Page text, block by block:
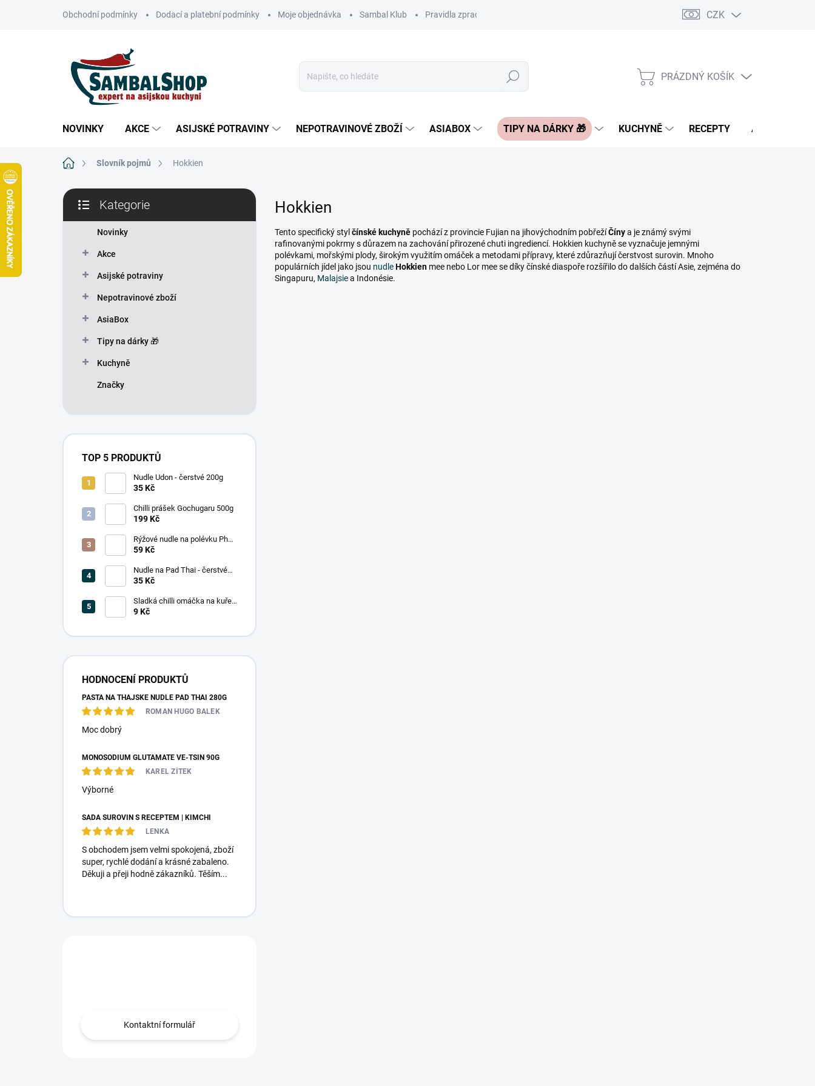
Obchodní podmínky Dodací a platební podmínky Moje objednávka Sambal Klub Pravidla zpracování recenzí FAQ - často kladené otázky
CZK
Hledat
NÁKUPNÍ
PRÁZDNÝ KOŠÍK
NOVINKY AKCE ASIJSKÉ POTRAVINY NEPOTRAVINOVÉ ZBOŽÍ ASIABOX TIPY NA DÁRKY 🎁 KUCHYNĚ RECEPTY ASIA BLOG
Domů Slovník pojmů Hokkien
P
s
kategorie
Kategorie
Novinky
Akce
Asijské potraviny
Nepotravinové zboží
AsiaBox
Tipy na dárky 🎁
Kuchyně
Značky
TOP 5 PRODUKTŮ
Nudle Udon - čerstvé 200g
35 Kč
Chilli prášek Gochugaru 500g
199 Kč
Rýžové nudle na polévku Pho
(5 mm) 375g
59 Kč
Nudle na Pad Thai - čerstvé
200g
35 Kč
Sladká chilli omáčka na kuře
14ml (jednoporcové balení)
9 Kč
HODNOCENÍ PRODUKTŮ
PASTA NA THAJSKÉ NUDLE PAD THAI 280G
ROMAN HUGO BALEK
Moc dobrý
MONOSODIUM GLUTAMATE VE-TSIN 90G
KAREL ZÍTEK
Výborné
SADA SUROVIN S RECEPTEM | KIMCHI
LENKA
S obchodem jsem velmi spokojená, zboží
super, rychlé dodání a krásné zabaleno.
Děkuji a přeji hodně zákazníků. Těším...
Kontaktní formulář
Hokkien
Tento specifický styl čínské kuchyně pochází z provincie Fujian na jihovýchodním pobřežíČínya je známý svými
rafinovanými pokrmy s důrazem na zachování přirozené chuti ingrediencí. Hokkien kuchyně se vyznačuje jemnými
polévkami, mořskými plody, širokým využitím omáček a metodami přípravy, které zdůrazňují čerstvost surovin. Mnoho
populárních jídel jako jsou nudleHokkien mee nebo Lor mee se díky čínské diaspoře rozšířilo do dalších částí Asie, zejména do
Singapuru, Malajsiea Indonésie.